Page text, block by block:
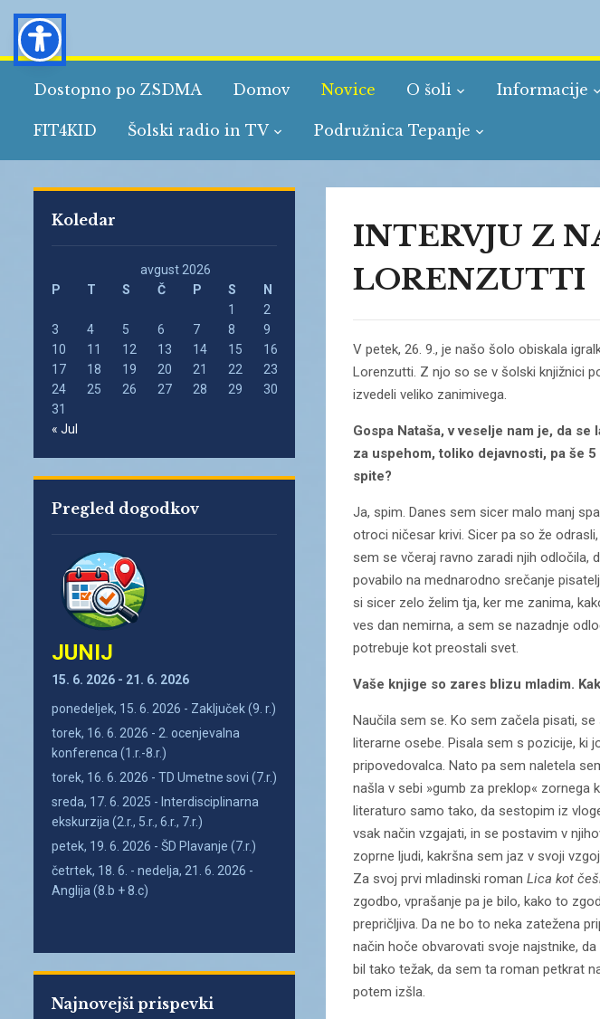
Dostopno po ZSDMA Domov Novice O šoli Informacije
FIT4KID Šolski radio in TV Podružnica Tepanje
Koledar
avgust 2026
P
T S Č P S
N
1
2
3
4 5 6 7 8
9
10
11 12 13 14 15
16
17
18 19 20 21 22
23
24
25 26 27 28 29
30
31
« Jul
Pregled dogodkov
JUNIJ
15. 6. 2026 - 21. 6. 2026
ponedeljek, 15. 6. 2026 - Zaključek (9. r.)
torek, 16. 6. 2026 - 2. ocenjevalna
konferenca (1.r.-8.r.)
torek, 16. 6. 2026 - TD Umetne sovi (7.r.)
sreda, 17. 6. 2025 - Interdisciplinarna
ekskurzija (2.r., 5.r., 6.r., 7.r.)
petek, 19. 6. 2026 - ŠD Plavanje (7.r.)
četrtek, 18. 6. - nedelja, 21. 6. 2026 -
Anglija (8.b + 8.c)
Najnovejši prispevki
INTERVJU Z
LORENZUTTI
V petek, 26. 9., je našo šolo obiskala
Lorenzutti. Z njo so se v šolski knjižnici
izvedeli veliko zanimivega.
Gospa Nataša, v veselje nam je, da
za uspehom, toliko dejavnosti, pa še
spite?
Ja, spim. Danes sem sicer malo manj
otroci ničesar krivi. Sicer pa so že
sem se včeraj ravno zaradi njih odločila,
povabilo na mednarodno srečanje
si sicer zelo želim tja, ker me zanima,
ves dan nemirna, a sem se nazadnje
potrebuje kot preostali svet.
Vaše knjige so zares blizu mladim.
Naučila sem se. Ko sem začela pisati,
literarne osebe. Pisala sem s pozicije, ki
pripovedovalca. Nato pa sem naletela
našla v sebi »gumb za preklop« zornega
literaturo samo tako, da sestopim iz
vsak način vzgajati, in se postavim v
zoprne ljudi, kakršna sem jaz v svoji
Za svoj prvi mladinski roman Lica kot
zgodbo, vprašanje pa je bilo, kako to
prepričljiva. Da ne bo to neka zatežena
način hoče obvarovati svoje najstnike,
bil tako težak, da sem ta roman petkrat
potem izšla.